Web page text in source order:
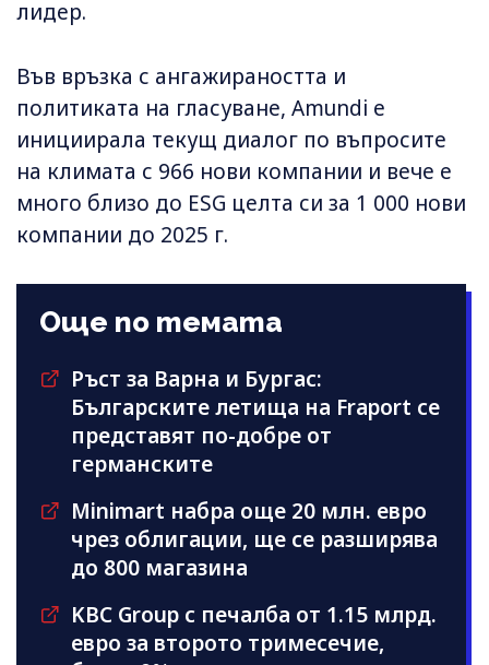
лидер.
Във връзка с ангажираността и
политиката на гласуване, Amundi е
инициирала текущ диалог по въпросите
на климата с 966 нови компании и вече е
много близо до ESG целта си за 1 000 нови
компании до 2025 г.
Още по темата
Ръст за Варна и Бургас:
Българските летища на Fraport се
представят по-добре от
германските
Minimart набра още 20 млн. евро
чрез облигации, ще се разширява
до 800 магазина
KBC Group с печалба от 1.15 млрд.
евро за второто тримесечие,